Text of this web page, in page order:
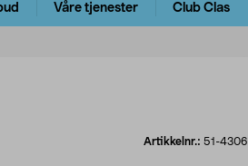
Våre tjenester Club Clas
Artikkelnr.: 51-4306